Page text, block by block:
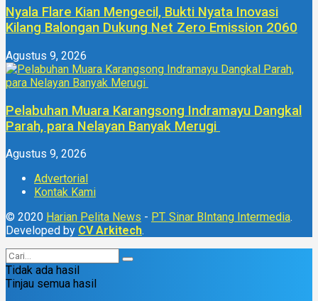
Nyala Flare Kian Mengecil, Bukti Nyata Inovasi
Kilang Balongan Dukung Net Zero Emission 2060
Agustus 9, 2026
Pelabuhan Muara Karangsong Indramayu Dangkal
Parah, para Nelayan Banyak Merugi
Agustus 9, 2026
Advertorial
Kontak Kami
© 2020 Harian Pelita News - PT. Sinar BIntang Intermedia.
Developed by CV Arkitech.
Tidak ada hasil
Tinjau semua hasil